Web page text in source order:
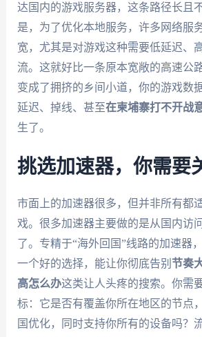
达国内的游戏服务器，这条路径长且
是，为了优化本地服务，许多网络服
宽，尤其是对游戏这种需要低延迟、
流。这就好比一条原本宽敞的高速公
变成了拥挤的乡间小道，你的游戏数
延迟、掉线、甚至在柬埔寨打不开战
生了。
挑选加速器，你需要
市面上的加速器很多，但并非所有都
戏。很多加速器主要做的是从国内访
了。专精于“海外回国”线路的加速器
一个好的选择，能让你彻底告别 节奏
高怎么办这类让人头疼的搜索。你需
标：它是否有覆盖你所在地区的节点
国优化，同时支持你所有的设备吗？